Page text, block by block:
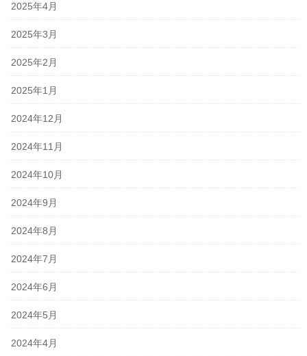
2025年4月
2025年3月
2025年2月
2025年1月
2024年12月
2024年11月
2024年10月
2024年9月
2024年8月
2024年7月
2024年6月
2024年5月
2024年4月